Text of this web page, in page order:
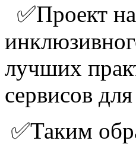
✅Проект
лучших
сервисов
✅Таким